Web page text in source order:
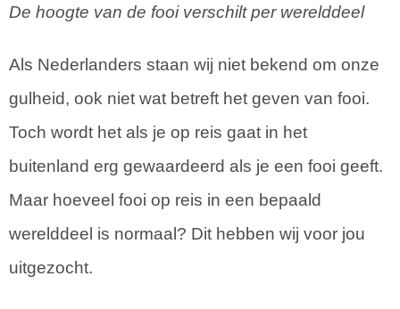
De hoogte van de fooi verschilt per werelddeel
Als Nederlanders staan wij niet bekend om onze
gulheid, ook niet wat betreft het geven van fooi.
Toch wordt het als je op reis gaat in het
buitenland erg gewaardeerd als je een fooi geeft.
Maar hoeveel fooi op reis in een bepaald
werelddeel is normaal? Dit hebben wij voor jou
uitgezocht.